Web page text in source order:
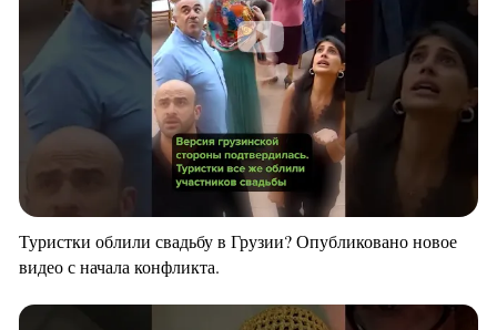
Туристки облили свадьбу в Грузии? Опубликовано новое
видео с начала конфликта.